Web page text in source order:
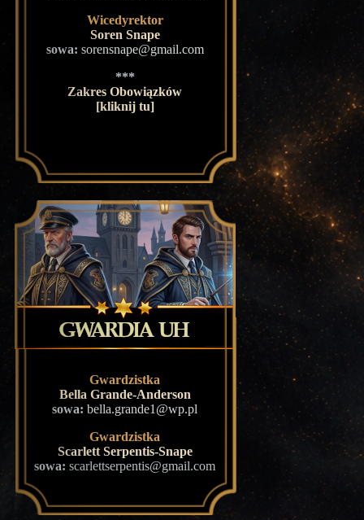
Wicedyrektor
Soren Snape
sowa: sorensnape@gmail.com
***
Zakres Obowiązków
[kliknij tu]
Gwardzistka
Bella Grande-Anderson
sowa: bella.grande1@wp.pl
Gwardzistka
Scarlett Serpentis-Snape
sowa: scarlettserpentis@gmail.com